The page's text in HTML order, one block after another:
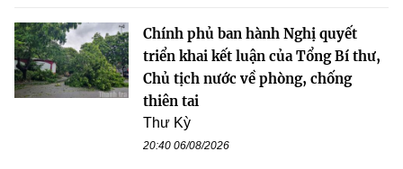
Chính phủ ban hành Nghị quyết
triển khai kết luận của Tổng Bí thư,
Chủ tịch nước về phòng, chống
thiên tai
Thư Kỳ
20:40 06/08/2026